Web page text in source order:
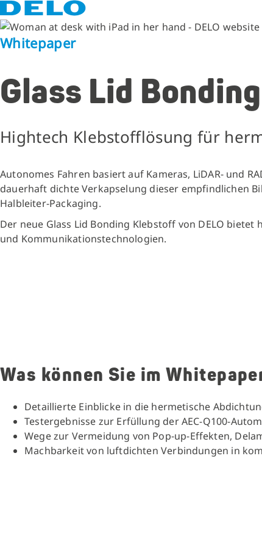
Whitepaper
Glass Lid
Hightech Klebstofflösung für
Autonomes Fahren basiert auf Kameras, LiDAR- und
dauerhaft dichte Verkapselung dieser empfindlichen
Halbleiter-Packaging.
Der neue Glass Lid Bonding Klebstoff von DELO
und Kommunikationstechnologien.
Was können Sie im
Detaillierte Einblicke in die hermetische
Testergebnisse zur Erfüllung der AEC-Q100-
Wege zur Vermeidung von Pop-up-Effekten,
Machbarkeit von luftdichten Verbindungen in